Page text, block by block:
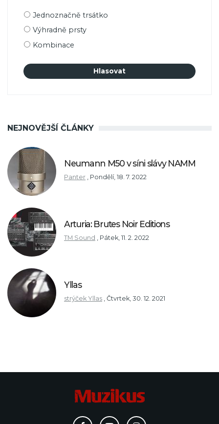
Možnosti
Jednoznačně trsátko
Výhradně prsty
Kombinace
NEJNOVĚJŠÍ ČLÁNKY
Neumann M50 v síni slávy NAMM
Panter Pondělí, 18. 7. 2022
Arturia: Brutes Noir Editions
TM Sound Pátek, 11. 2. 2022
Yllas
strýček Yllas Čtvrtek, 30. 12. 2021